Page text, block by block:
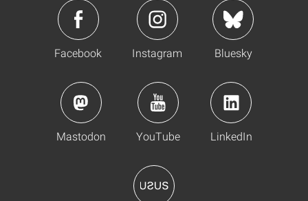
Facebook Instagram Bluesky
Mastodon YouTube LinkedIn